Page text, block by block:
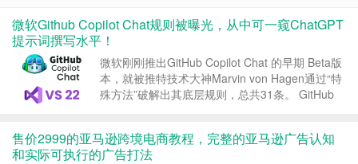
微软Github Copilot Chat规则被曝光，从中可一窥ChatGPT
提示词撰写水平！
微软刚刚推出GitHub Copilot Chat 的早期 Beta版
本，就被推特技术大神Marvin von Hagen通过“特
殊方法”破解出其底层规则，总共31条。 GitHub
售价2999的亚马逊跨境电商教程，完整的亚马逊广告认知
和实际可执行的广告打法